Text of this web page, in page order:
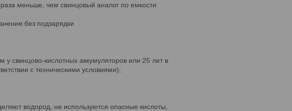
меньше, чем свинцовый аналог по емкости
без подзарядки
свинцово-кислотных аккумуляторов или 25 лет в
с техническими условиями);
водород, не используются опасные кислоты,